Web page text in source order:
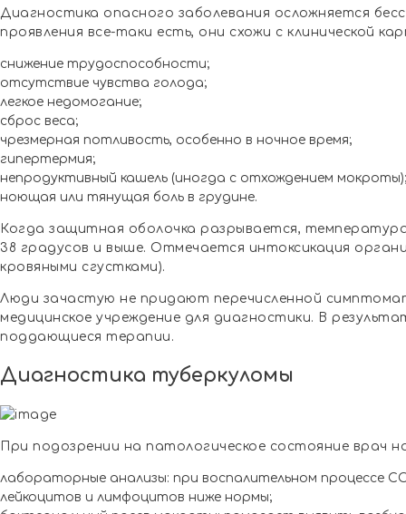
Диагностика опасного заболевания осложняется
проявления все-таки есть, они схожи с клинической
снижение трудоспособности;
отсутствие чувства голода;
легкое недомогание;
сброс веса;
чрезмерная потливость, особенно в ночное время;
гипертермия;
непродуктивный кашель (иногда с отхождением мокроты);
ноющая или тянущая боль в грудине.
Когда защитная оболочка разрывается,
38 градусов и выше. Отмечается интоксикация
кровяными сгустками).
Люди зачастую не придают перечисленной
медицинское учреждение для диагностики. В
поддающиеся терапии.
Диагностика туберкуломы
При подозрении на патологическое состояние врач
лабораторные анализы: при воспалительном процессе
лейкоцитов и лимфоцитов ниже нормы;